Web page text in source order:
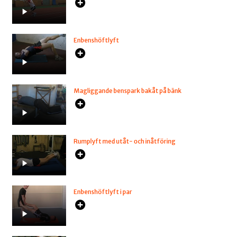
Enbenshöftlyft
Magliggande benspark bakåt på bänk
Rumplyft med utåt- och inåtföring
Enbenshöftlyft i par